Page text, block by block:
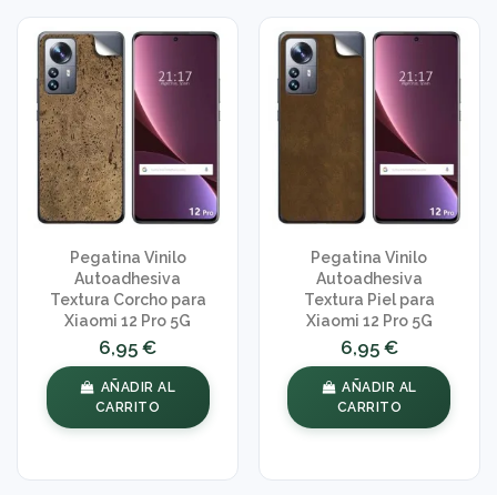
Pegatina Vinilo
Autoadhesiva
Textura Corcho para
Xiaomi 12 Pro 5G
6,95 €
AÑADIR AL
CARRITO
Pegatina Vinilo
Autoadhesiva
Textura Piel para
Xiaomi 12 Pro 5G
6,95 €
AÑADIR AL
CARRITO